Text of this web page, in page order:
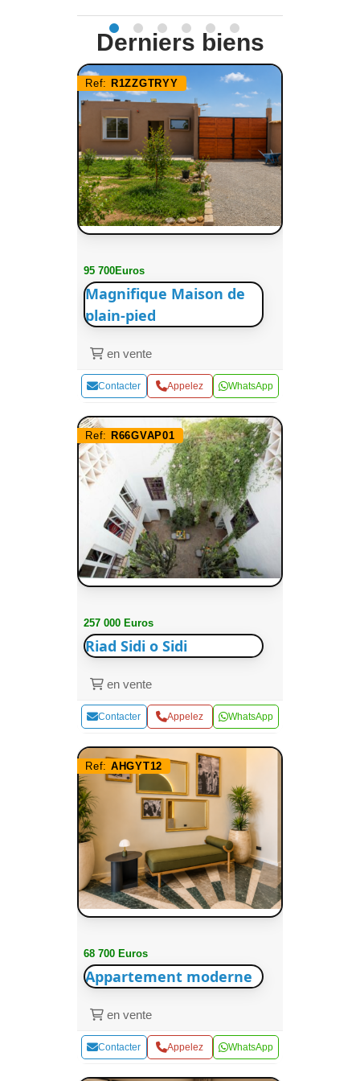
Derniers biens
Ref: R1ZZGTRYY
95 700Euros
Magnifique Maison de
plain-pied
en vente
Contacter Appelez WhatsApp
Ref: R66GVAP01
257 000 Euros
Riad Sidi o Sidi
en vente
Contacter Appelez WhatsApp
Ref: AHGYT12
68 700 Euros
Appartement moderne
en vente
Contacter Appelez WhatsApp